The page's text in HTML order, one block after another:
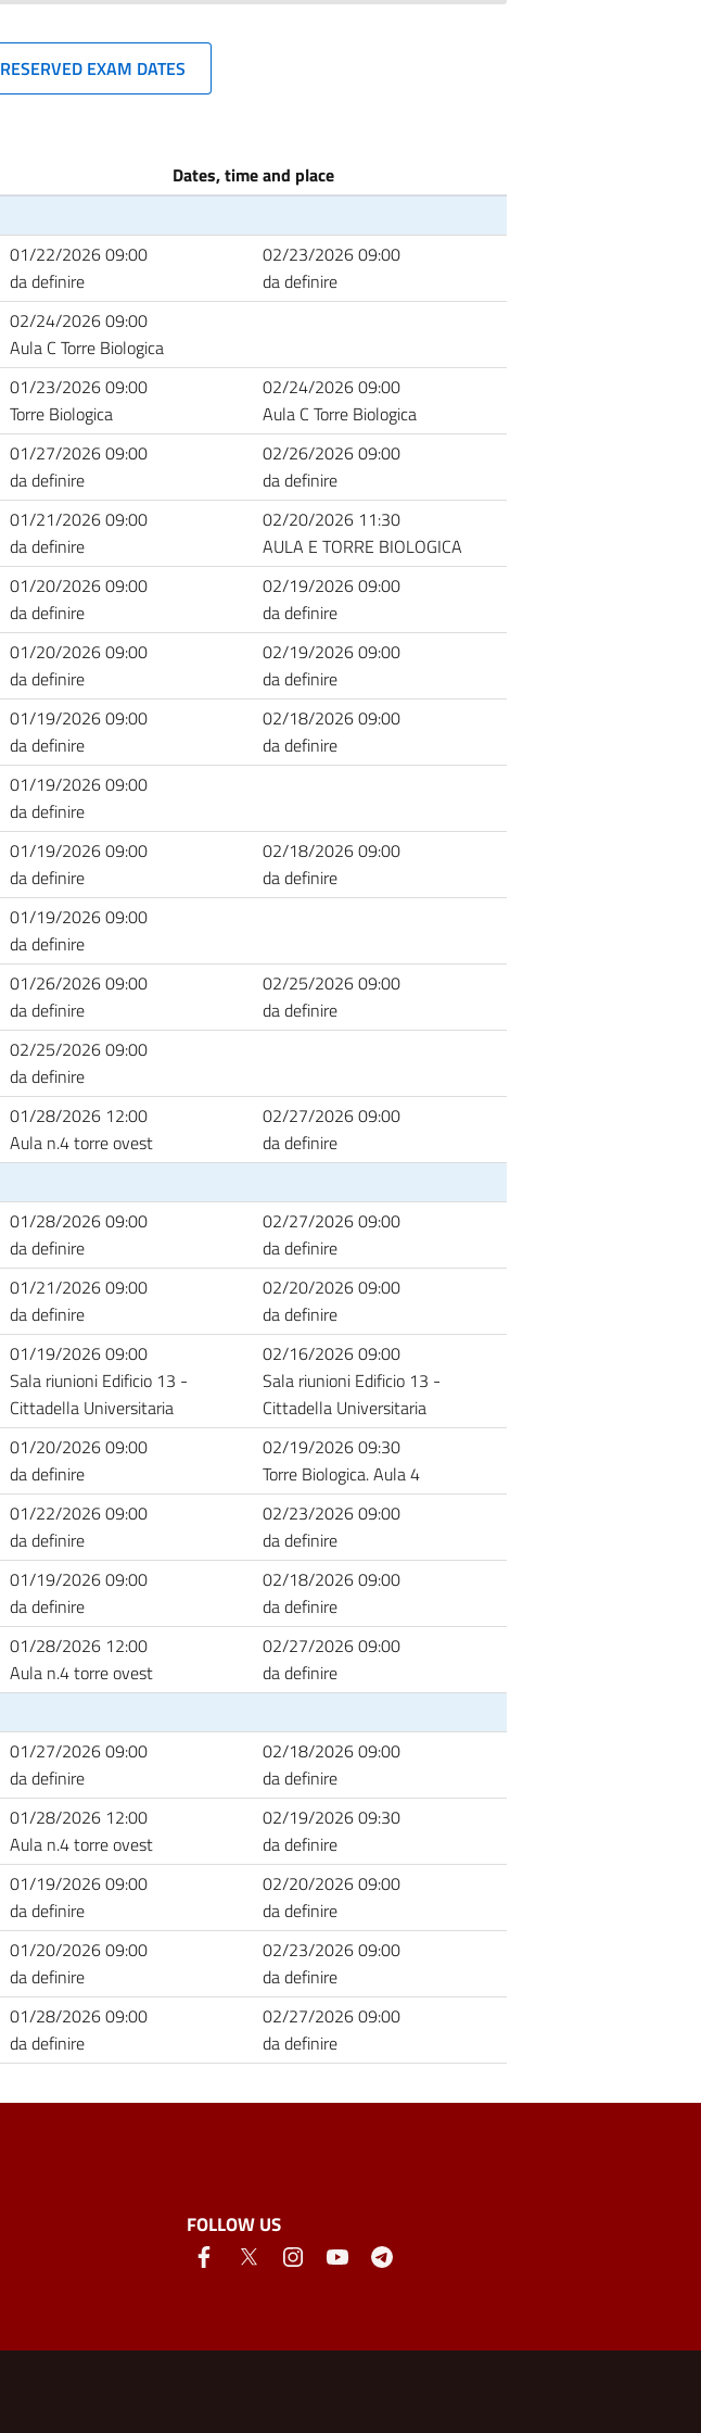
RESERVED EXAM DATES
Dates, time and place
01/22/2026 09:00
da definire
02/23/2026 09:00
da definire
02/24/2026 09:00
Aula C Torre Biologica
01/23/2026 09:00
Torre Biologica
02/24/2026 09:00
Aula C Torre Biologica
01/27/2026 09:00
da definire
02/26/2026 09:00
da definire
01/21/2026 09:00
da definire
02/20/2026 11:30
AULA E TORRE BIOLOGICA
01/20/2026 09:00
da definire
02/19/2026 09:00
da definire
01/20/2026 09:00
da definire
02/19/2026 09:00
da definire
01/19/2026 09:00
da definire
02/18/2026 09:00
da definire
01/19/2026 09:00
da definire
01/19/2026 09:00
da definire
02/18/2026 09:00
da definire
01/19/2026 09:00
da definire
01/26/2026 09:00
da definire
02/25/2026 09:00
da definire
02/25/2026 09:00
da definire
01/28/2026 12:00
Aula n.4 torre ovest
02/27/2026 09:00
da definire
01/28/2026 09:00
da definire
02/27/2026 09:00
da definire
01/21/2026 09:00
da definire
02/20/2026 09:00
da definire
01/19/2026 09:00
Sala riunioni Edificio 13 -
Cittadella Universitaria
02/16/2026 09:00
Sala riunioni Edificio 13 -
Cittadella Universitaria
01/20/2026 09:00
da definire
02/19/2026 09:30
Torre Biologica. Aula 4
01/22/2026 09:00
da definire
02/23/2026 09:00
da definire
01/19/2026 09:00
da definire
02/18/2026 09:00
da definire
01/28/2026 12:00
Aula n.4 torre ovest
02/27/2026 09:00
da definire
01/27/2026 09:00
da definire
02/18/2026 09:00
da definire
01/28/2026 12:00
Aula n.4 torre ovest
02/19/2026 09:30
da definire
01/19/2026 09:00
da definire
02/20/2026 09:00
da definire
01/20/2026 09:00
da definire
02/23/2026 09:00
da definire
01/28/2026 09:00
da definire
02/27/2026 09:00
da definire
FOLLOW US